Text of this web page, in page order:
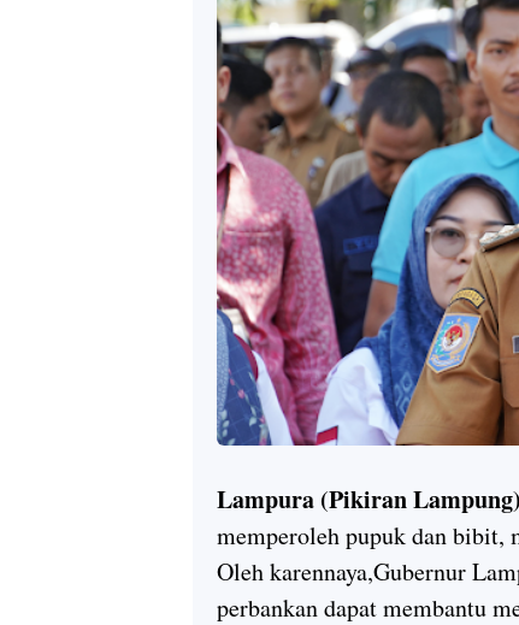
Lampura (Pikiran
memperoleh pupuk dan bibit,
Oleh karennaya,Gubernur
perbankan dapat membantu